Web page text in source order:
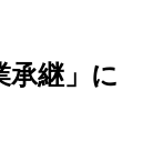
承継」に